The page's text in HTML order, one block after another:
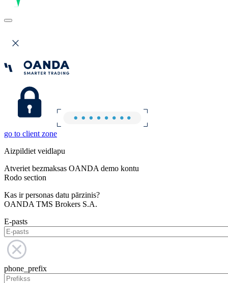
go to client zone
Aizpildiet veidlapu
Atveriet bezmaksas OANDA demo kontu
Rodo section
Kas ir personas datu pārzinis?
OANDA TMS Brokers S.A.
E-pasts
phone_prefix